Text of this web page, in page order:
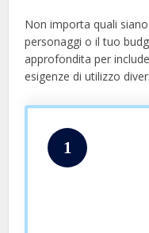
Non importa quali
personaggi o il tuo
approfondita per
esigenze di utilizzo
1